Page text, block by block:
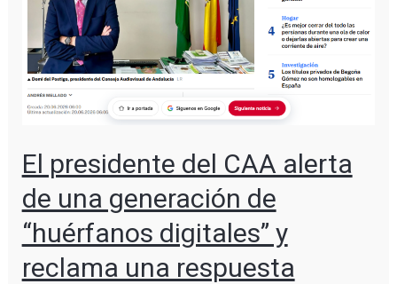
El presidente del CAA alerta
de una generación de
“huérfanos digitales” y
reclama una respuesta